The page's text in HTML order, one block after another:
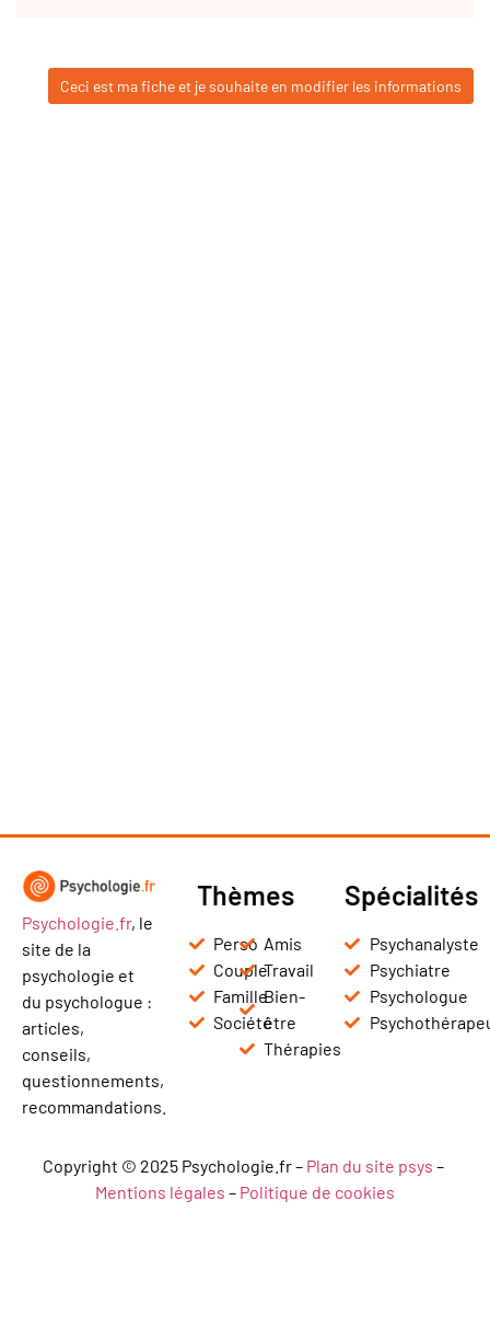
Ceci est ma fiche et je souhaite en modifier les informations
Psychologie.fr, le
site de la
psychologie et
du psychologue :
articles,
conseils,
questionnements,
recommandations.
Thèmes
Perso
Couple
Famille
Société
Amis
Travail
Bien-
être
Thérapies
Spécialités
Psychanalyste
Psychiatre
Psychologue
Copyright © 2025 Psychologie.fr – Plan du site psys –
Mentions légales – Politique de cookies